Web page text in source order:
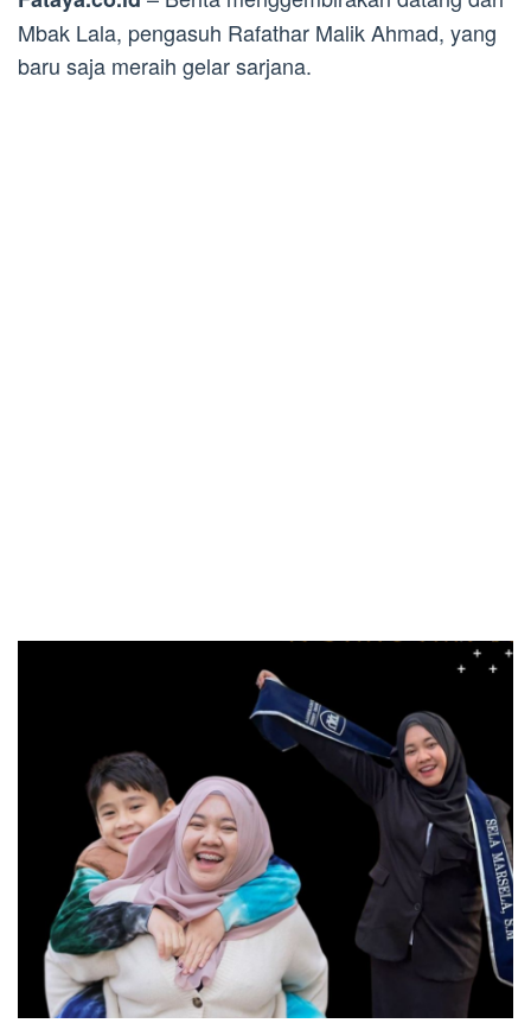
Mbak Lala, pengasuh Rafathar Malik Ahmad, yang
baru saja meraih gelar sarjana.